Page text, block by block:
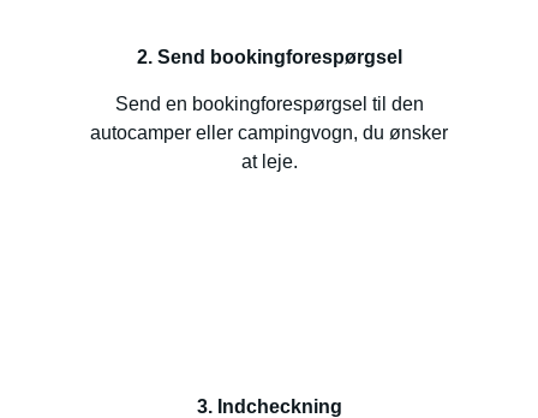
2. Send bookingforespørgsel
Send en bookingforespørgsel til den
autocamper eller campingvogn, du ønsker
at leje.
3. Indcheckning